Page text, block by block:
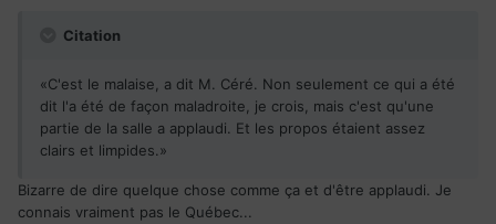
Citation
«C'est le malaise, a dit M. Céré. Non seulement ce qui a été
dit l'a été de façon maladroite, je crois, mais c'est qu'une
partie de la salle a applaudi. Et les propos étaient assez
clairs et limpides.»
Bizarre de dire quelque chose comme ça et d'être applaudi. Je
connais vraiment pas le Québec...